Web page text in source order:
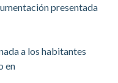
presentada
a los habitantes
en